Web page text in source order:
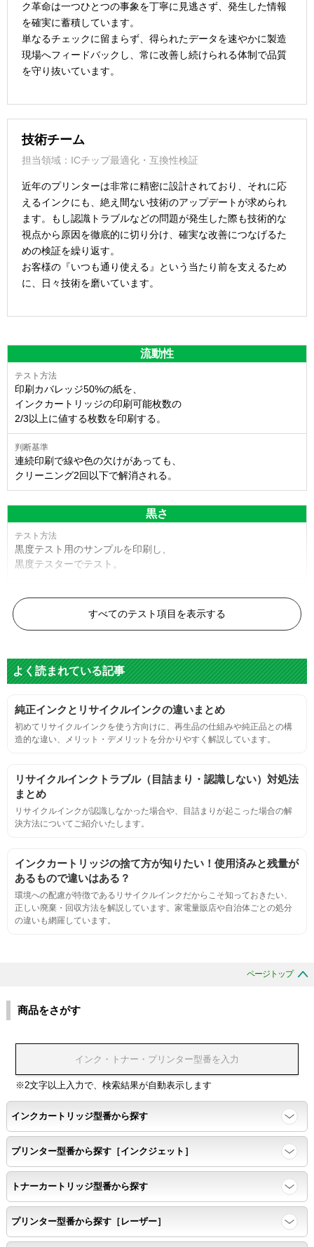
ク革命は一つひとつの事象を丁寧に見逃さず、発生した情報
を確実に蓄積しています。
単なるチェックに留まらず、得られたデータを速やかに製造
現場へフィードバックし、常に改善し続けられる体制で品質
を守り抜いています。
技術チーム
担当領域：ICチップ最適化・互換性検証
近年のプリンターは非常に精密に設計されており、それに応
えるインクにも、絶え間ない技術のアップデートが求められ
ます。もし認識トラブルなどの問題が発生した際も技術的な
視点から原因を徹底的に切り分け、確実な改善につなげるた
めの検証を繰り返す。
お客様の『いつも通り使える』という当たり前を支えるため
に、日々技術を磨いています。
流動性
印刷カバレッジ50%の紙を、
インクカートリッジの印刷可能枚数の
2/3以上に値する枚数を印刷する。
連続印刷で線や色の欠けがあっても、
クリーニング2回以下で解消される。
黒さ
黒度テスト用のサンプルを印刷し、
黒度テスターでテスト。
黒度の技術基準に適合する。
標準カラーサンプルを印刷する。
鮮やか、リアル、彩度、シャープなど、
標準カラ―サンプルと比べて大きな違いがないこと。
におい
サンプルシートを印刷し、直接においを嗅ぐ。
互換性
互換性テスト用のサンプルを印刷する。
浸透性テスト用のサンプルを印刷する。
任意の色を背景として使用し、
背景と違う色で8号サイズのArialフォントで
鮮明に印刷できること。
速乾性
互換性テストサンプルを5ページ連続印刷する。
前のページのインクが
すべてのテスト項目を表示する
よく読まれている記事
純正インクとリサイクルインクの違いまとめ
初めてリサイクルインクを使う方向けに、再生品の仕組みや純正品との構
造的な違い、メリット・デメリットを分かりやすく解説しています。
リサイクルインクトラブル（目詰まり・認識しない）対処法
まとめ
リサイクルインクが認識しなかった場合や、目詰まりが起こった場合の解
決方法についてご紹介いたします。
インクカートリッジの捨て方が知りたい！使用済みと残量が
あるもので違いはある？
環境への配慮が特徴であるリサイクルインクだからこそ知っておきたい、
正しい廃棄・回収方法を解説しています。家電量販店や自治体ごとの処分
の違いも網羅しています。
ページトップ
商品をさがす
※2文字以上入力で、検索結果が自動表示します
インクカートリッジ型番から探す
プリンター型番から探す［インクジェット］
トナーカートリッジ型番から探す
プリンター型番から探す［レーザー］